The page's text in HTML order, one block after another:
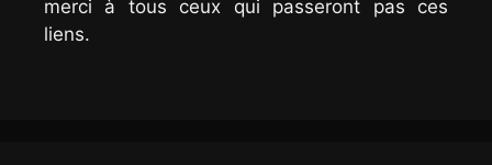
merci à tous ceux qui passeront pas ces
liens.